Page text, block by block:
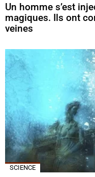
Un homme s’est
magiques. Ils ont
veines
SCIENCE